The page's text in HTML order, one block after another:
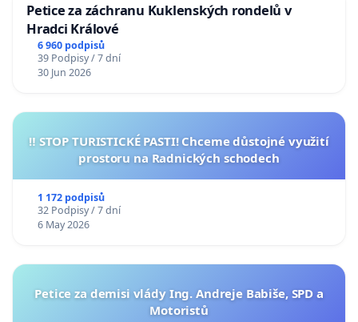
Petice za záchranu Kuklenských rondelů v
Hradci Králové
6 960 podpisů
39 Podpisy / 7 dní
30 Jun 2026
‼️ STOP TURISTICKÉ PASTI! Chceme důstojné využití
prostoru na Radnických schodech
1 172 podpisů
32 Podpisy / 7 dní
6 May 2026
Petice za demisi vlády Ing. Andreje Babiše, SPD a
Motoristů